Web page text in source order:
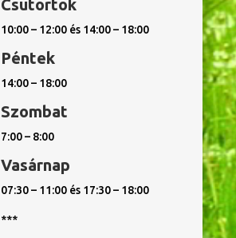
Csütörtök
10:00 – 12:00 és 14:00 – 18:00
Péntek
14:00 – 18:00
Szombat
7:00 – 8:00
Vasárnap
07:30 – 11:00 és 17:30 – 18:00
***